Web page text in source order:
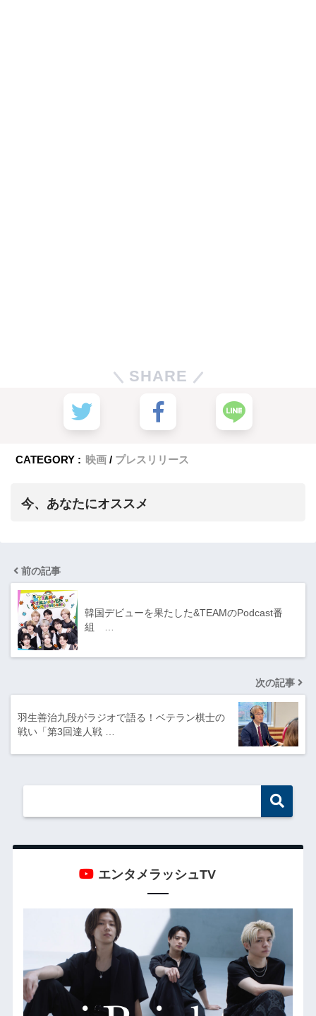
SHARE
CATEGORY : 映画 プレスリリース
今、あなたにオススメ
前の記事
韓国デビューを果たした&TEAMのPodcast番
組 …
次の記事
羽生善治九段がラジオで語る！ベテラン棋士の
戦い「第3回達人戦 …
エンタメラッシュTV